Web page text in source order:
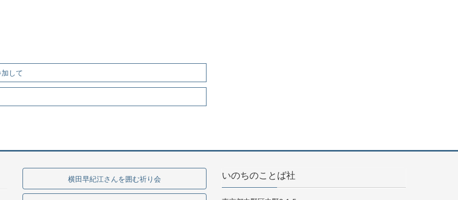
して
横田早紀江さんを囲む祈り会 いのちのことば社